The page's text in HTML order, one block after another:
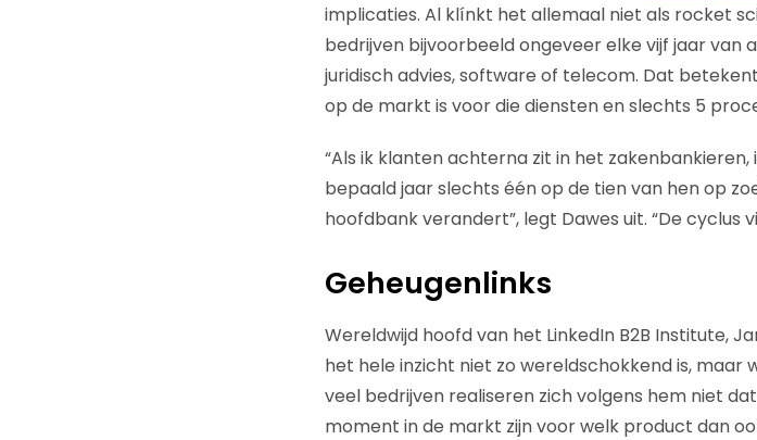
implicaties. Al klínkt het allemaal niet als rocket
bedrijven bijvoorbeeld ongeveer elke vijf jaar van
juridisch advies, software of telecom. Dat
op de markt is voor die diensten en slechts 5
“Als ik klanten achterna zit in het
bepaald jaar slechts één op de tien van hen op
hoofdbank verandert”, legt Dawes uit. “De
Geheugenlinks
Wereldwijd hoofd van het LinkedIn B2B Institute,
het hele inzicht niet zo wereldschokkend is, maar
veel bedrijven realiseren zich volgens hem niet
moment in de markt zijn voor welk product dan